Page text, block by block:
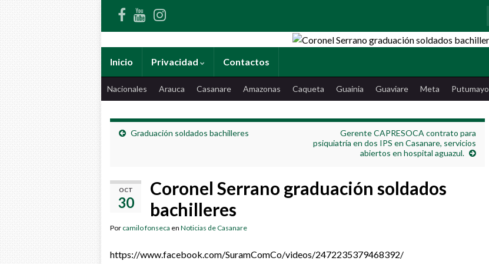
Inicio Privacidad Contactos
Nacionales Arauca Casanare Amazonas Caqueta Guainia Guaviare Meta Putumayo
Graduación soldados bachilleres
Gerente CAPRESOCA contrato para
psiquiatría en dos IPS en Casanare, servicios
abiertos en hospital aguazul.
OCT
30
Coronel Serrano graduación soldados
bachilleres
Por camilo fonseca en Noticias de Casanare
https://www.facebook.com/SuramComCo/videos/2472235379468392/